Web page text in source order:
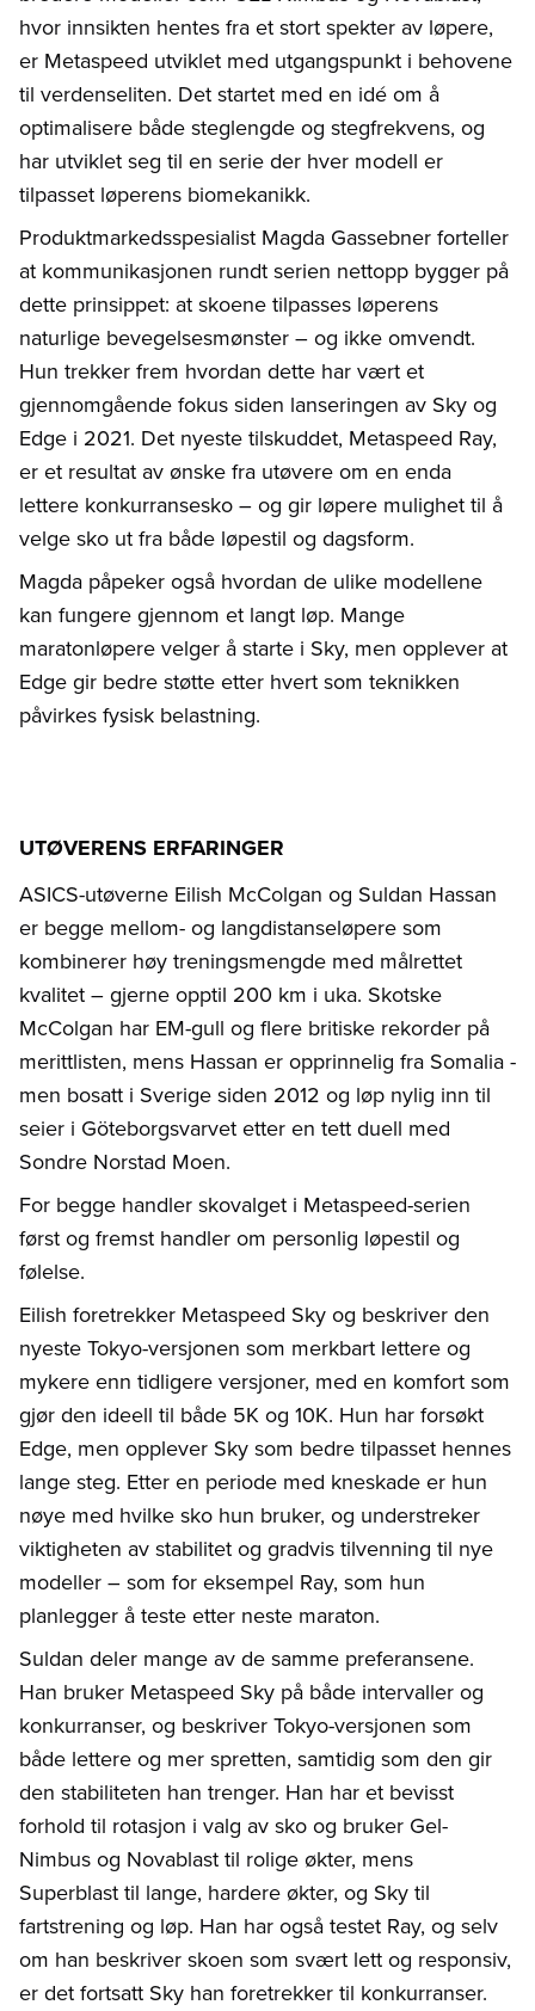
hvor innsikten hentes fra et stort spekter av løpere,
er Metaspeed utviklet med utgangspunkt i behovene
til verdenseliten. Det startet med en idé om å
optimalisere både steglengde og stegfrekvens, og
har utviklet seg til en serie der hver modell er
tilpasset løperens biomekanikk.
Produktmarkedsspesialist Magda Gassebner forteller
at kommunikasjonen rundt serien nettopp bygger på
dette prinsippet: at skoene tilpasses løperens
naturlige bevegelsesmønster – og ikke omvendt.
Hun trekker frem hvordan dette har vært et
gjennomgående fokus siden lanseringen av Sky og
Edge i 2021. Det nyeste tilskuddet, Metaspeed Ray,
er et resultat av ønske fra utøvere om en enda
lettere konkurransesko – og gir løpere mulighet til å
velge sko ut fra både løpestil og dagsform.
Magda påpeker også hvordan de ulike modellene
kan fungere gjennom et langt løp. Mange
maratonløpere velger å starte i Sky, men opplever at
Edge gir bedre støtte etter hvert som teknikken
påvirkes fysisk belastning.
UTØVERENS ERFARINGER
ASICS-utøverne Eilish McColgan og Suldan Hassan
er begge mellom- og langdistanseløpere som
kombinerer høy treningsmengde med målrettet
kvalitet – gjerne opptil 200 km i uka. Skotske
McColgan har EM-gull og flere britiske rekorder på
merittlisten, mens Hassan er opprinnelig fra Somalia -
men bosatt i Sverige siden 2012 og løp nylig inn til
seier i Göteborgsvarvet etter en tett duell med
Sondre Norstad Moen.
For begge handler skovalget i Metaspeed-serien
først og fremst handler om personlig løpestil og
følelse.
Eilish foretrekker Metaspeed Sky og beskriver den
nyeste Tokyo-versjonen som merkbart lettere og
mykere enn tidligere versjoner, med en komfort som
gjør den ideell til både 5K og 10K. Hun har forsøkt
Edge, men opplever Sky som bedre tilpasset hennes
lange steg. Etter en periode med kneskade er hun
nøye med hvilke sko hun bruker, og understreker
viktigheten av stabilitet og gradvis tilvenning til nye
modeller – som for eksempel Ray, som hun
planlegger å teste etter neste maraton.
Suldan deler mange av de samme preferansene.
Han bruker Metaspeed Sky på både intervaller og
konkurranser, og beskriver Tokyo-versjonen som
både lettere og mer spretten, samtidig som den gir
den stabiliteten han trenger. Han har et bevisst
forhold til rotasjon i valg av sko og bruker Gel-
Nimbus og Novablast til rolige økter, mens
Superblast til lange, hardere økter, og Sky til
fartstrening og løp. Han har også testet Ray, og selv
om han beskriver skoen som svært lett og responsiv,
er det fortsatt Sky han foretrekker til konkurranser.